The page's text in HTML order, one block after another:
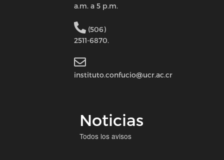
a.m. a 5 p.m.
(506)
2511-6870.
instituto.confucio@ucr.ac.cr
Noticias
Todos los avisos